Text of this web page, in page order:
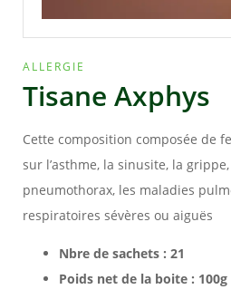
ALLERGIE
Tisane Axphys
Cette composition composée de
sur l’asthme, la sinusite, la grippe,
pneumothorax, les maladies
respiratoires sévères ou aiguës
Nbre de sachets : 21
Poids net de la boite : 100g